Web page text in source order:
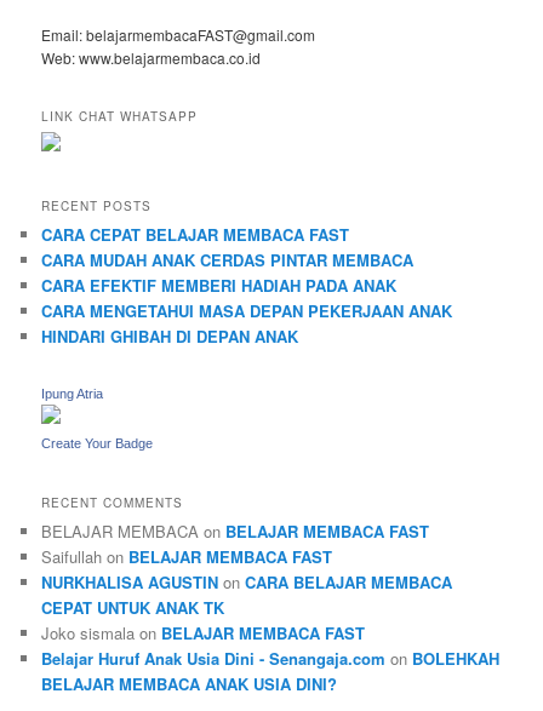
Email: belajarmembacaFAST@gmail.com
Web: www.belajarmembaca.co.id
LINK CHAT WHATSAPP
RECENT POSTS
CARA CEPAT BELAJAR MEMBACA FAST
CARA MUDAH ANAK CERDAS PINTAR MEMBACA
CARA EFEKTIF MEMBERI HADIAH PADA ANAK
CARA MENGETAHUI MASA DEPAN PEKERJAAN ANAK
HINDARI GHIBAH DI DEPAN ANAK
Ipung Atria
Create Your Badge
RECENT COMMENTS
BELAJAR MEMBACA on BELAJAR MEMBACA FAST
Saifullah on BELAJAR MEMBACA FAST
NURKHALISA AGUSTIN onCARA BELAJAR MEMBACA
CEPAT UNTUK ANAK TK
Joko sismala on BELAJAR MEMBACA FAST
Belajar Huruf Anak Usia Dini - Senangaja.com on BOLEHKAH
BELAJAR MEMBACA ANAK USIA DINI?